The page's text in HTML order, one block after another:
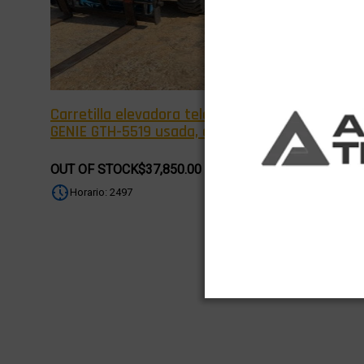
Carretilla elevadora telescópica
GENIE GTH-5519 usada, año 2019.
OUT OF STOCK$37,850.00
Horario: 2497
JLG